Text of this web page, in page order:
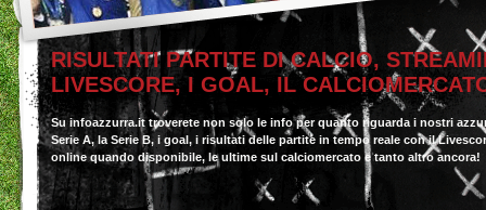
RISULTATI PARTITE DI CALCIO,
LIVESCORE, I GOAL, IL
Su infoazzurra.it troverete non solo le info per quanto riguarda i nostri
Serie A, la Serie B, i goal, i risultati delle partite in tempo reale con il
online quando disponibile, le ultime sul calciomercato e tanto altro ancora!